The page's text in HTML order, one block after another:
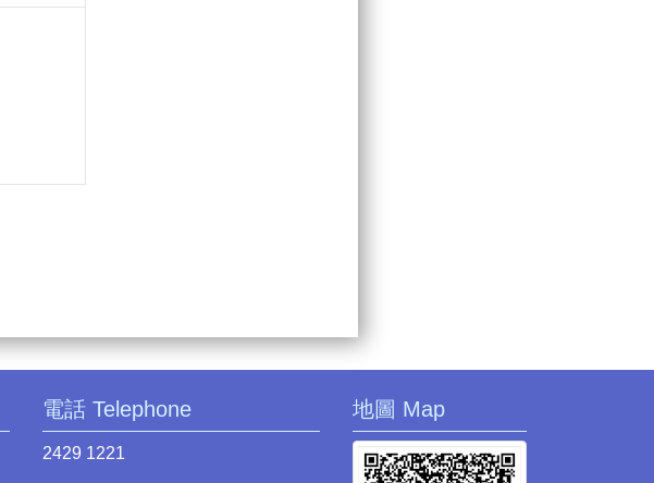
電話 Telephone
2429 1221
地圖 Map